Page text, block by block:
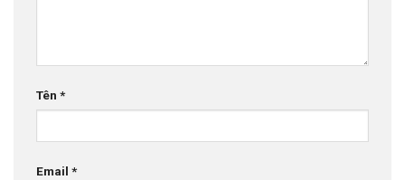
Tên *
Email *